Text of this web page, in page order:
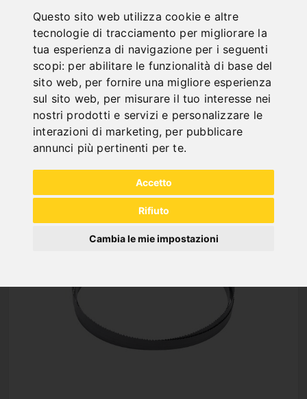
Questo sito web utilizza cookie e altre
tecnologie di tracciamento per migliorare la
tua esperienza di navigazione per i seguenti
scopi: per abilitare le funzionalità di base del
sito web, per fornire una migliore esperienza
sul sito web, per misurare il tuo interesse nei
nostri prodotti e servizi e personalizzare le
interazioni di marketing, per pubblicare
annunci più pertinenti per te.
Accetto
Rifiuto
Cambia le mie impostazioni
NEW PRODUCTS